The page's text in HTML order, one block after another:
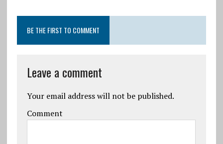
BE THE FIRST TO COMMENT
Leave a comment
Your email address will not be published.
Comment